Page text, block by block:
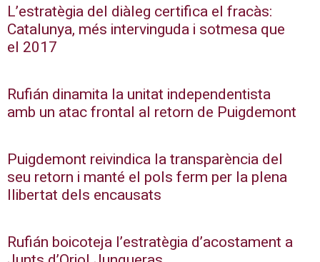
L’estratègia del diàleg certifica el fracàs:
Catalunya, més intervinguda i sotmesa que
el 2017
Rufián dinamita la unitat independentista
amb un atac frontal al retorn de Puigdemont
Puigdemont reivindica la transparència del
seu retorn i manté el pols ferm per la plena
llibertat dels encausats
Rufián boicoteja l’estratègia d’acostament a